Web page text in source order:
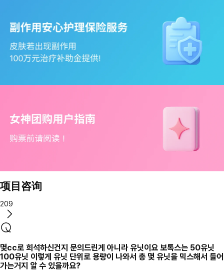
项目咨询
209
몇cc로 희석하신건지 문의드린게 아니라 유닛이요 보톡스는 50유닛
100유닛 이렇게 유닛 단위로 용량이 나와서 총 몇 유닛을 믹스해서 들어
가는거지 알 수 있을까요?